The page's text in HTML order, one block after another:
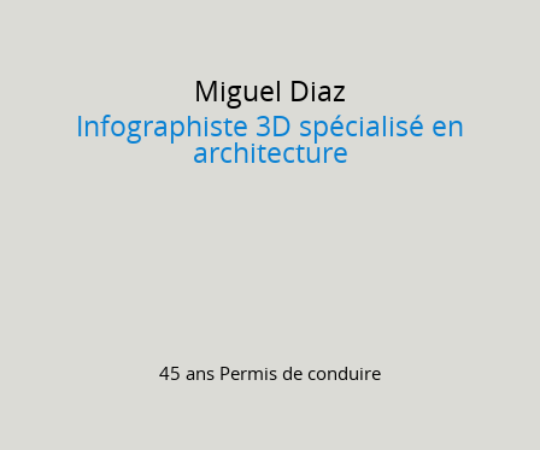
Miguel Diaz
Infographiste 3D spécialisé en
architecture
45 ans Permis de conduire